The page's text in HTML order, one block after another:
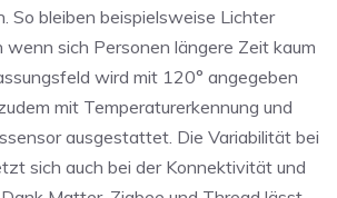
So bleiben beispielsweise Lichter
wenn sich Personen längere Zeit kaum
wird mit 120° angegeben
mit Temperaturerkennung und
ausgestattet. Die Variabilität bei
sich auch bei der Konnektivität und